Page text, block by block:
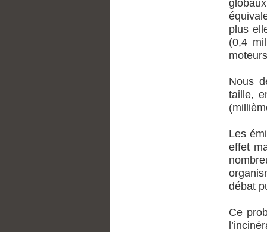
plus
(0,4
Nous
taille,
Les
effet
débat
Ce